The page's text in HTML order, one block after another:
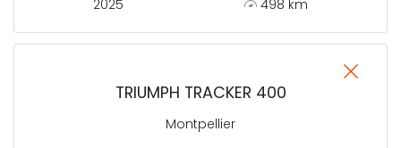
2025 498 km
TRIUMPH TRACKER 400
Montpellier